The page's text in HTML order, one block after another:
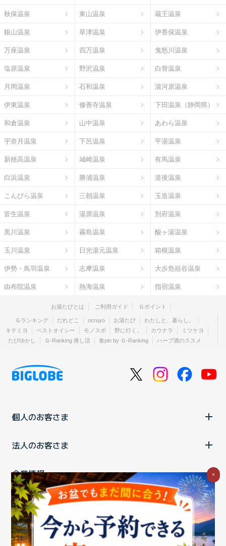
秋保温泉 東山温泉 蔵王温泉
銀山温泉 草津温泉 伊香保温泉
万座温泉 四万温泉 鬼怒川温泉
塩原温泉 野沢温泉 白骨温泉
月岡温泉 石和温泉 湯河原温泉
伊東温泉 修善寺温泉 下田温泉（静岡県）
和倉温泉 山中温泉 あわら温泉
宇奈月温泉 下呂温泉 平湯温泉
新穂高温泉 城崎温泉 有馬温泉
白浜温泉 勝浦温泉 道後温泉
こんぴら温泉 三朝温泉 玉造温泉
皆生温泉 湯原温泉 別府温泉
黒川温泉 霧島温泉 酸ヶ湯温泉
玉川温泉 日光湯元温泉 箱根温泉
伊勢・鳥羽温泉 志摩温泉 大歩危祖谷温泉
由布院温泉 熱海温泉 指宿温泉
お湯たびとは ご利用ガイド Ｇポイント
Ｇランキング だれどこ ocruyo お湯たび
わたしと、暮らし。
キテミヨ
ベストオイシー モノスポ 野に行く。 カウナラ
ミツケヨ
たびゆかし
Ｇ-Ranking 推し活 食pin by Ｇ-Ranking ハーブ酒のススメ
個人のお客さま
法人のお客さま
企業情報
ご利用中の方
お問い合わせ消費税の表示 ウェブアクセシビリティの取り組み
個人情報保護ポリシープライバシーポータル Cookieポリシー
×